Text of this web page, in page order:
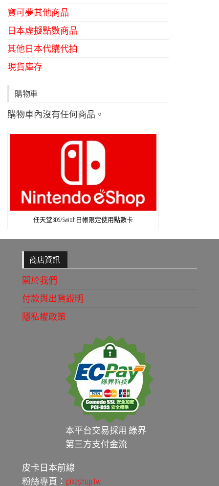
寶可夢其他商品
日本虛擬點數商品
其他日本代購代拍
現貨庫存
購物車
購物車內沒有任何商品。
任天堂3DS/Switch日帳限定使用點數卡
商店資訊
關於我們
付款與出貨說明
隱私權政策
本平台交易採用 綠界
第三方支付金流
皮卡日本前線
粉絲專頁： pikashop.tw